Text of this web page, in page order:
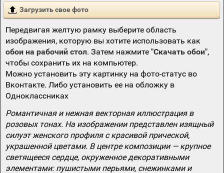
Загрузить свое фото
Передвигая желтую рамку выберите область
изображения, которую вы хотите использовать как
обои на рабочий стол. Затем нажмите "Скачать обои",
чтобы сохранить их на компьютер.
Можно установить эту картинку на фото-статус во
Вконтакте. Либо установить ее на обложку в
Одноклассниках
Романтичная и нежная векторная иллюстрация в
розовых тонах. На изображении представлен изящный
силуэт женского профиля с красивой прической,
украшенной цветами. В центре композиции — крупное
светящееся сердце, окруженное декоративными
элементами: пушистыми перьями, снежинками и